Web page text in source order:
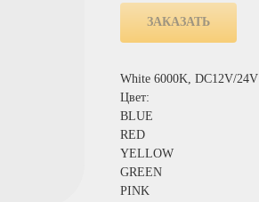
ЗАКАЗАТЬ
White 6000K, DC12V/24V
Цвет:
BLUE
RED
YELLOW
GREEN
PINK